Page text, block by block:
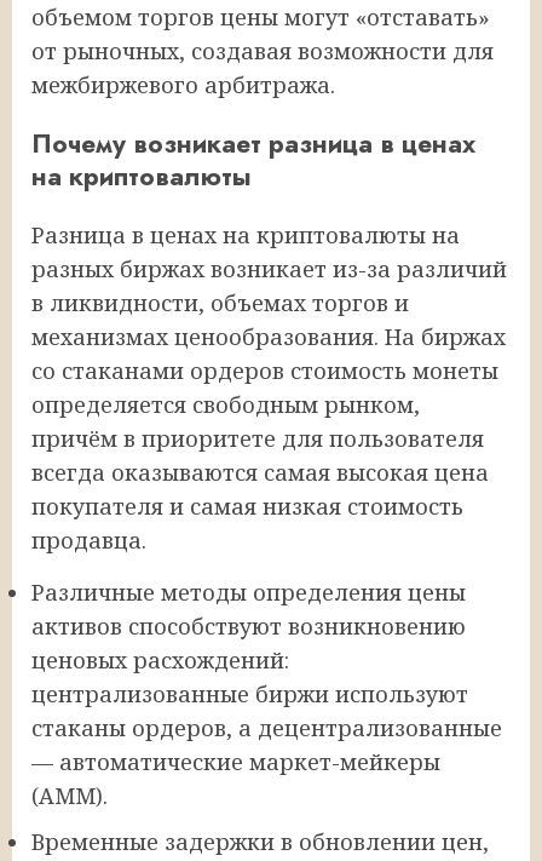
объемом торгов цены могут «отставать»
от рыночных, создавая возможности для
межбиржевого арбитража.
Почему возникает разница в ценах
на криптовалюты
Разница в ценах на криптовалюты на
разных биржах возникает из-за различий
в ликвидности, объемах торгов и
механизмах ценообразования. На биржах
со стаканами ордеров стоимость монеты
определяется свободным рынком,
причём в приоритете для пользователя
всегда оказываются самая высокая цена
покупателя и самая низкая стоимость
продавца.
Различные методы определения цены
активов способствуют возникновению
ценовых расхождений:
централизованные биржи используют
стаканы ордеров, а децентрализованные
— автоматические маркет-мейкеры
(AMM).
Временные задержки в обновлении цен,